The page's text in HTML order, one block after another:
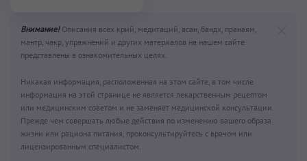
Внимание!Описания всех крий, медитаций, асан, бандх, пранаям,
мантр, чакр, упражнений и других материалов на нашем сайте
представлены в ознакомительных целях.
Никакая информация, расположенная на этом сайте, в том числе
информация на этой странице не является лекарственным рецептом
или медицинским советом и не заменяет медицинской консультации.
Прежде чем совершать любые действия по изменению вашего образа
жизни или рациона питания, проконсультируйтесь с врачом или
лицензированным специалистом.